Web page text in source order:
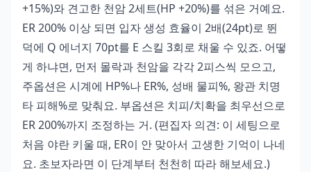
+15%)와 견고한 천암 2세트(HP +20%)를 섞은 거예요.
ER 200% 이상 되면 입자 생성 효율이 2배(24pt)로 뛴
덕에 Q 에너지 70pt를 E 스킬 3회로 채울 수 있죠. 어떻
게 하냐면, 먼저 몰락과 천암을 각각 2피스씩 모으고,
주옵션은 시계에 HP%나 ER%, 성배 물피%, 왕관 치명
타 피해%로 맞춰요. 부옵션은 치피/치확을 최우선으로
ER 200%까지 조정하는 거. (편집자 의견: 이 세팅으로
처음 야란 키울 때, ER이 안 맞아서 고생한 기억이 나네
요. 초보자라면 이 단계부터 천천히 따라 해보세요.)